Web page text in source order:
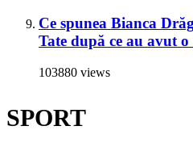
Ce spunea Bianca
Tate după ce au avut
103880 views
SPORT